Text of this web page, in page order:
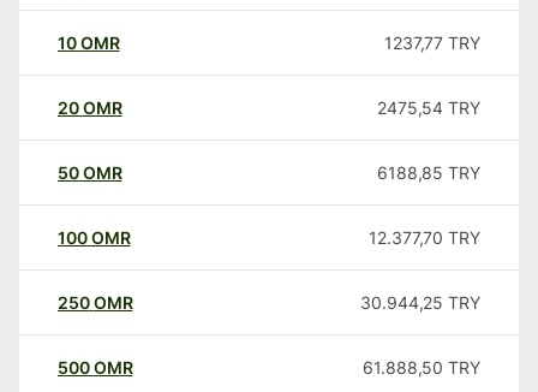
10OMR 1237,77 TRY
20OMR 2475,54 TRY
50OMR 6188,85 TRY
100OMR 12.377,70 TRY
250OMR 30.944,25 TRY
500OMR 61.888,50 TRY